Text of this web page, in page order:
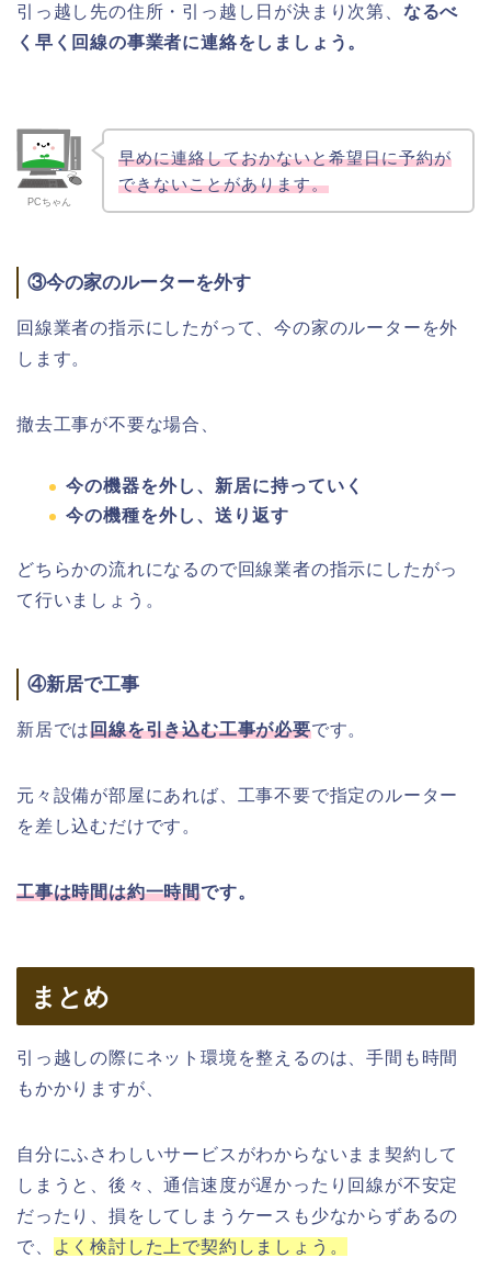
引っ越し先の住所・引っ越し日が決まり次第、 なるべ
く早く回線の事業者に連絡をしましょう。
PCちゃん
早めに連絡しておかないと希望日に予約が
できないことがあります。
③今の家のルーターを外す
回線業者の指示にしたがって、今の家のルーターを外
します。
撤去工事が不要な場合、
今の機器を外し、新居に持っていく
今の機種を外し、送り返す
どちらかの流れになるので回線業者の指示にしたがっ
て行いましょう。
④新居で工事
新居では回線を引き込む工事が必要です。
元々設備が部屋にあれば、工事不要で指定のルーター
を差し込むだけです。
工事は時間は約一時間です。
まとめ
引っ越しの際にネット環境を整えるのは、手間も時間
もかかりますが、
自分にふさわしいサービスがわからないまま契約して
しまうと、後々、通信速度が遅かったり回線が不安定
だったり、損をしてしまうケースも少なからずあるの
で、
よく検討した上で契約しましょう。